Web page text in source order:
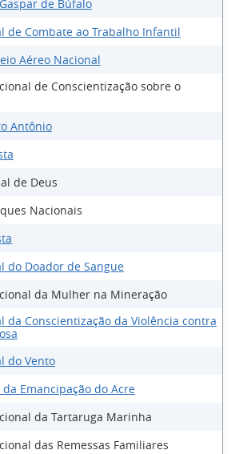
de Búfalo
de Combate ao Trabalho Infantil
Aéreo Nacional
de Conscientização sobre o
Antônio
de Deus
Nacionais
do Doador de Sangue
da Mulher na Mineração
da Conscientização da Violência contra
do Vento
Emancipação do Acre
da Tartaruga Marinha
das Remessas Familiares